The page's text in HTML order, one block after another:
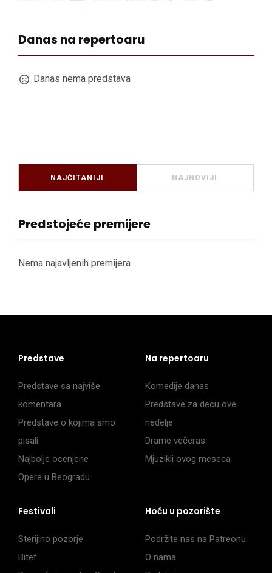
Danas na repertoaru
Danas nema predstava
NAJČITANIJI NAJNOVIJI
Predstojeće premijere
Nema najavljenih premijera
Predstave
Predstave sa najviše
komentara
Predstave o kojima smo
pisali
Najbolje ocenjene
Opere u Beogradu
Na repertoaru
Komedije danas
Predstave za decu ove
nedelje
Drame večeras
Mjuzikli ovog meseca
Festivali
Sterijino pozorje
Bitef
Hoću u pozorište
Podržite nas na Patreonu
O nama